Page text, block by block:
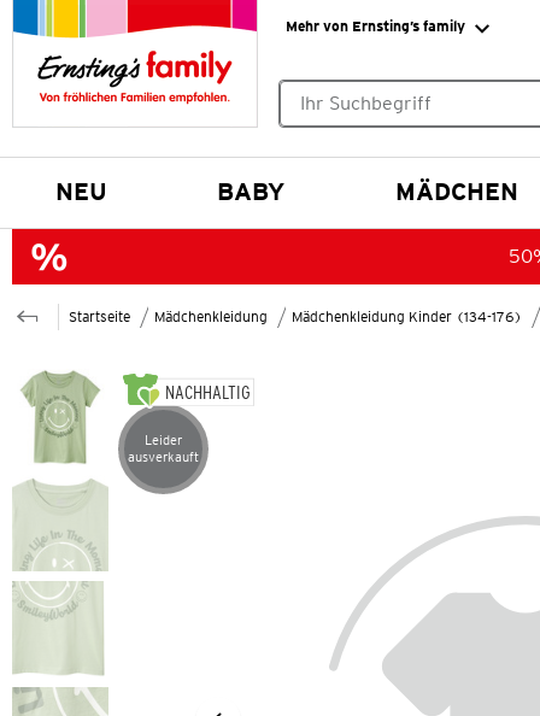
Mehr von Ernsting’s family
NEU BABY MÄDCHEN
Startseite Mädchenkleidung Mädchenkleidung Kinder (134-176)
NACHHALTIG
Artikel leider ausverkauft
Leider
ausverkauft